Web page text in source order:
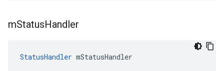
mStatusHandler
StatusHandler mStatusHandler